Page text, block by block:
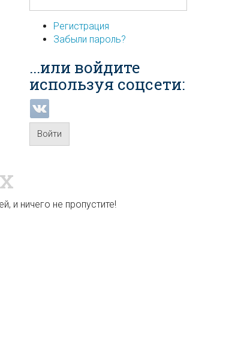
Регистрация
Забыли пароль?
...или войдите
используя соцсети:
Войти
и ничего не пропустите!